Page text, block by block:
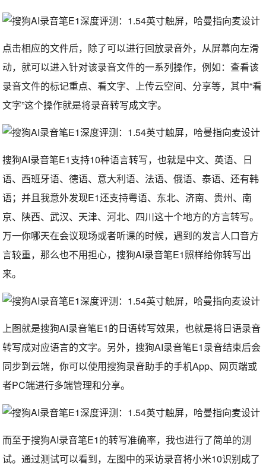
点击相应的文件后，除了可以进行回放录音外，从屏幕向左滑
动，就可以进入针对该录音文件的一系列操作，例如：查看该
录音文件的标记重点、看文字、上传云空间、分享等，其中“看
文字”这个操作就是将录音转写成文字。
搜狗AI录音笔E1支持10种语言转写，也就是中文、英语、日
语、西班牙语、德语、意大利语、法语、俄语、泰语、还有韩
语；并且我意外发现E1还支持粤语、东北、济南、贵州、南
京、陕西、武汉、天津、河北、四川这十个地方的方言转写。
万一你哪天在会议现场或者听课的时候，遇到的发言人口音方
言较重，那么也不用担心，搜狗AI录音笔E1照样给你转写出
来。
上图就是搜狗AI录音笔E1的日语转写效果，也就是将日语录音
转写成对应语言的文字。另外，搜狗AI录音笔E1录音结束后会
同步到云端，你可以使用搜狗录音助手的手机App、网页端或
者PC端进行多端管理和分享。
而至于搜狗AI录音笔E1的转写准确率，我也进行了简单的测
试。通过测试可以看到，左图中的采访录音将小米10识别成了